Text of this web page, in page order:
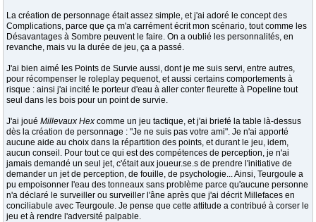
La création de personnage était assez simple, et j'ai adoré le concept des
Complications, parce que ça m'a carrément écrit mon scénario, tout comme les
Désavantages à Sombre peuvent le faire. On a oublié les personnalités, en
revanche, mais vu la durée de jeu, ça a passé.
J'ai bien aimé les Points de Survie aussi, dont je me suis servi, entre autres,
pour récompenser le roleplay pequenot, et aussi certains comportements à
risque : ainsi j'ai incité le porteur d'eau à aller conter fleurette à Popeline tout
seul dans les bois pour un point de survie.
J'ai joué Millevaux Hex comme un jeu tactique, et j'ai briefé la table là-dessus
dès la création de personnage : "Je ne suis pas votre ami". Je n'ai apporté
aucune aide au choix dans la répartition des points, et durant le jeu, idem,
aucun conseil. Pour tout ce qui est des compétences de perception, je n'ai
jamais demandé un seul jet, c'était aux joueur.se.s de prendre l'initiative de
demander un jet de perception, de fouille, de psychologie... Ainsi, Teurgoule a
pu empoisonner l'eau des tonneaux sans problème parce qu'aucune personne
n'a déclaré le surveiller ou surveiller l'âne après que j'ai décrit Millefaces en
conciliabule avec Teurgoule. Je pense que cette attitude a contribué à corser le
jeu et à rendre l'adversité palpable.